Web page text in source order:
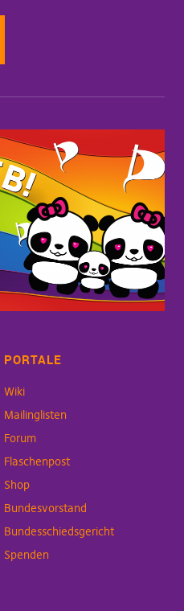
PORTALE
Wiki
Mailinglisten
Forum
Flaschenpost
Shop
Bundesvorstand
Bundesschiedsgericht
Spenden